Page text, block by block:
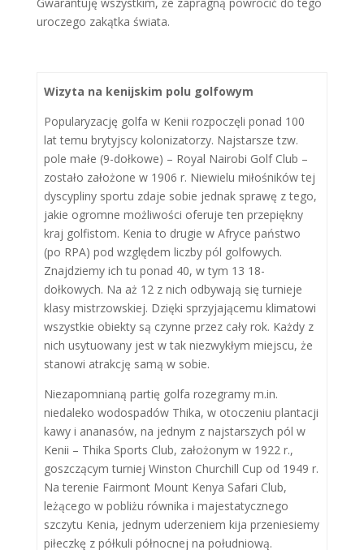
uroczego zakątka świata.
Wizyta na kenijskim polu golfowym
Popularyzację golfa w Kenii rozpoczęli ponad 100
lat temu brytyjscy kolonizatorzy. Najstarsze tzw.
pole małe (9-dołkowe) – Royal Nairobi Golf Club –
zostało założone w 1906 r. Niewielu miłośników tej
dyscypliny sportu zdaje sobie jednak sprawę z tego,
jakie ogromne możliwości oferuje ten przepiękny
kraj golfistom. Kenia to drugie w Afryce państwo
(po RPA) pod względem liczby pól golfowych.
Znajdziemy ich tu ponad 40, w tym 13 18-
dołkowych. Na aż 12 z nich odbywają się turnieje
klasy mistrzowskiej. Dzięki sprzyjającemu klimatowi
wszystkie obiekty są czynne przez cały rok. Każdy z
nich usytuowany jest w tak niezwykłym miejscu, że
stanowi atrakcję samą w sobie.
Niezapomnianą partię golfa rozegramy m.in.
niedaleko wodospadów Thika, w otoczeniu plantacji
kawy i ananasów, na jednym z najstarszych pól w
Kenii – Thika Sports Club, założonym w 1922 r.,
goszczącym turniej Winston Churchill Cup od 1949 r.
Na terenie Fairmont Mount Kenya Safari Club,
leżącego w pobliżu równika i majestatycznego
szczytu Kenia, jednym uderzeniem kija przeniesiemy
piłeczkę z półkuli północnej na południową.